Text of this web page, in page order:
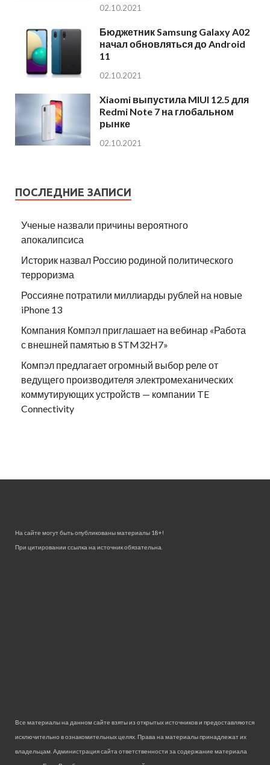
02.10.2021
Бюджетник Samsung Galaxy A02
начал обновляться до Android
11
02.10.2021
Xiaomi выпустила MIUI 12.5 для
Redmi Note 7 на глобальном
рынке
02.10.2021
ПОСЛЕДНИЕ ЗАПИСИ
Ученые назвали причины вероятного
апокалипсиса
Историк назвал Россию родиной политического
терроризма
Россияне потратили миллиарды рублей на новые
iPhone 13
Компания Компэл приглашает на вебинар «Работа
с внешней памятью в STM32H7»
Компэл предлагает огромный выбор реле от
ведущего производителя электромеханических
коммутирующих устройств — компании TE
Connectivity
На сайте могут быть опубликованы материалы 18+!
При цитировании ссылка на источник обязательна.
Все материалы на данном сайте взяты из открытых источников и предоставляются
исключительно в ознакомительных целях. Права на материалы принадлежат их
владельцам. Администрация сайта ответственности за содержание материала